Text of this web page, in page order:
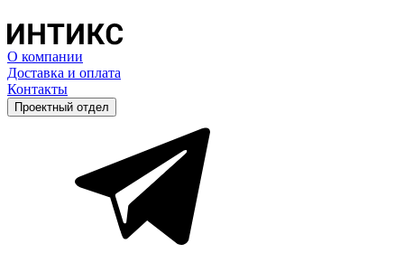
О компании
Доставка и оплата
Контакты
Проектный отдел